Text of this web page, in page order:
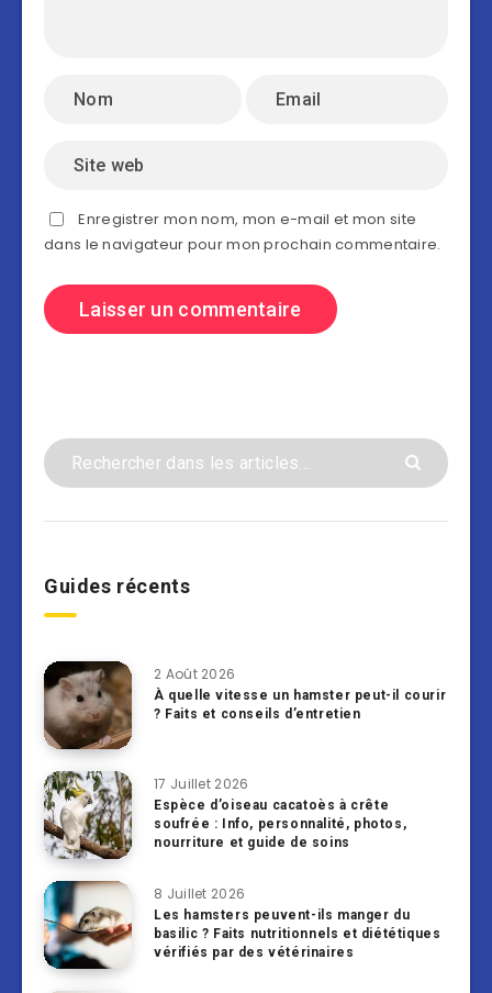
Enregistrer mon nom, mon e-mail et mon site
dans le navigateur pour mon prochain commentaire.
Guides récents
2 Août 2026
À quelle vitesse un hamster peut-il courir
? Faits et conseils d’entretien
17 Juillet 2026
Espèce d’oiseau cacatoès à crête
soufrée : Info, personnalité, photos,
nourriture et guide de soins
8 Juillet 2026
Les hamsters peuvent-ils manger du
basilic ? Faits nutritionnels et diététiques
vérifiés par des vétérinaires